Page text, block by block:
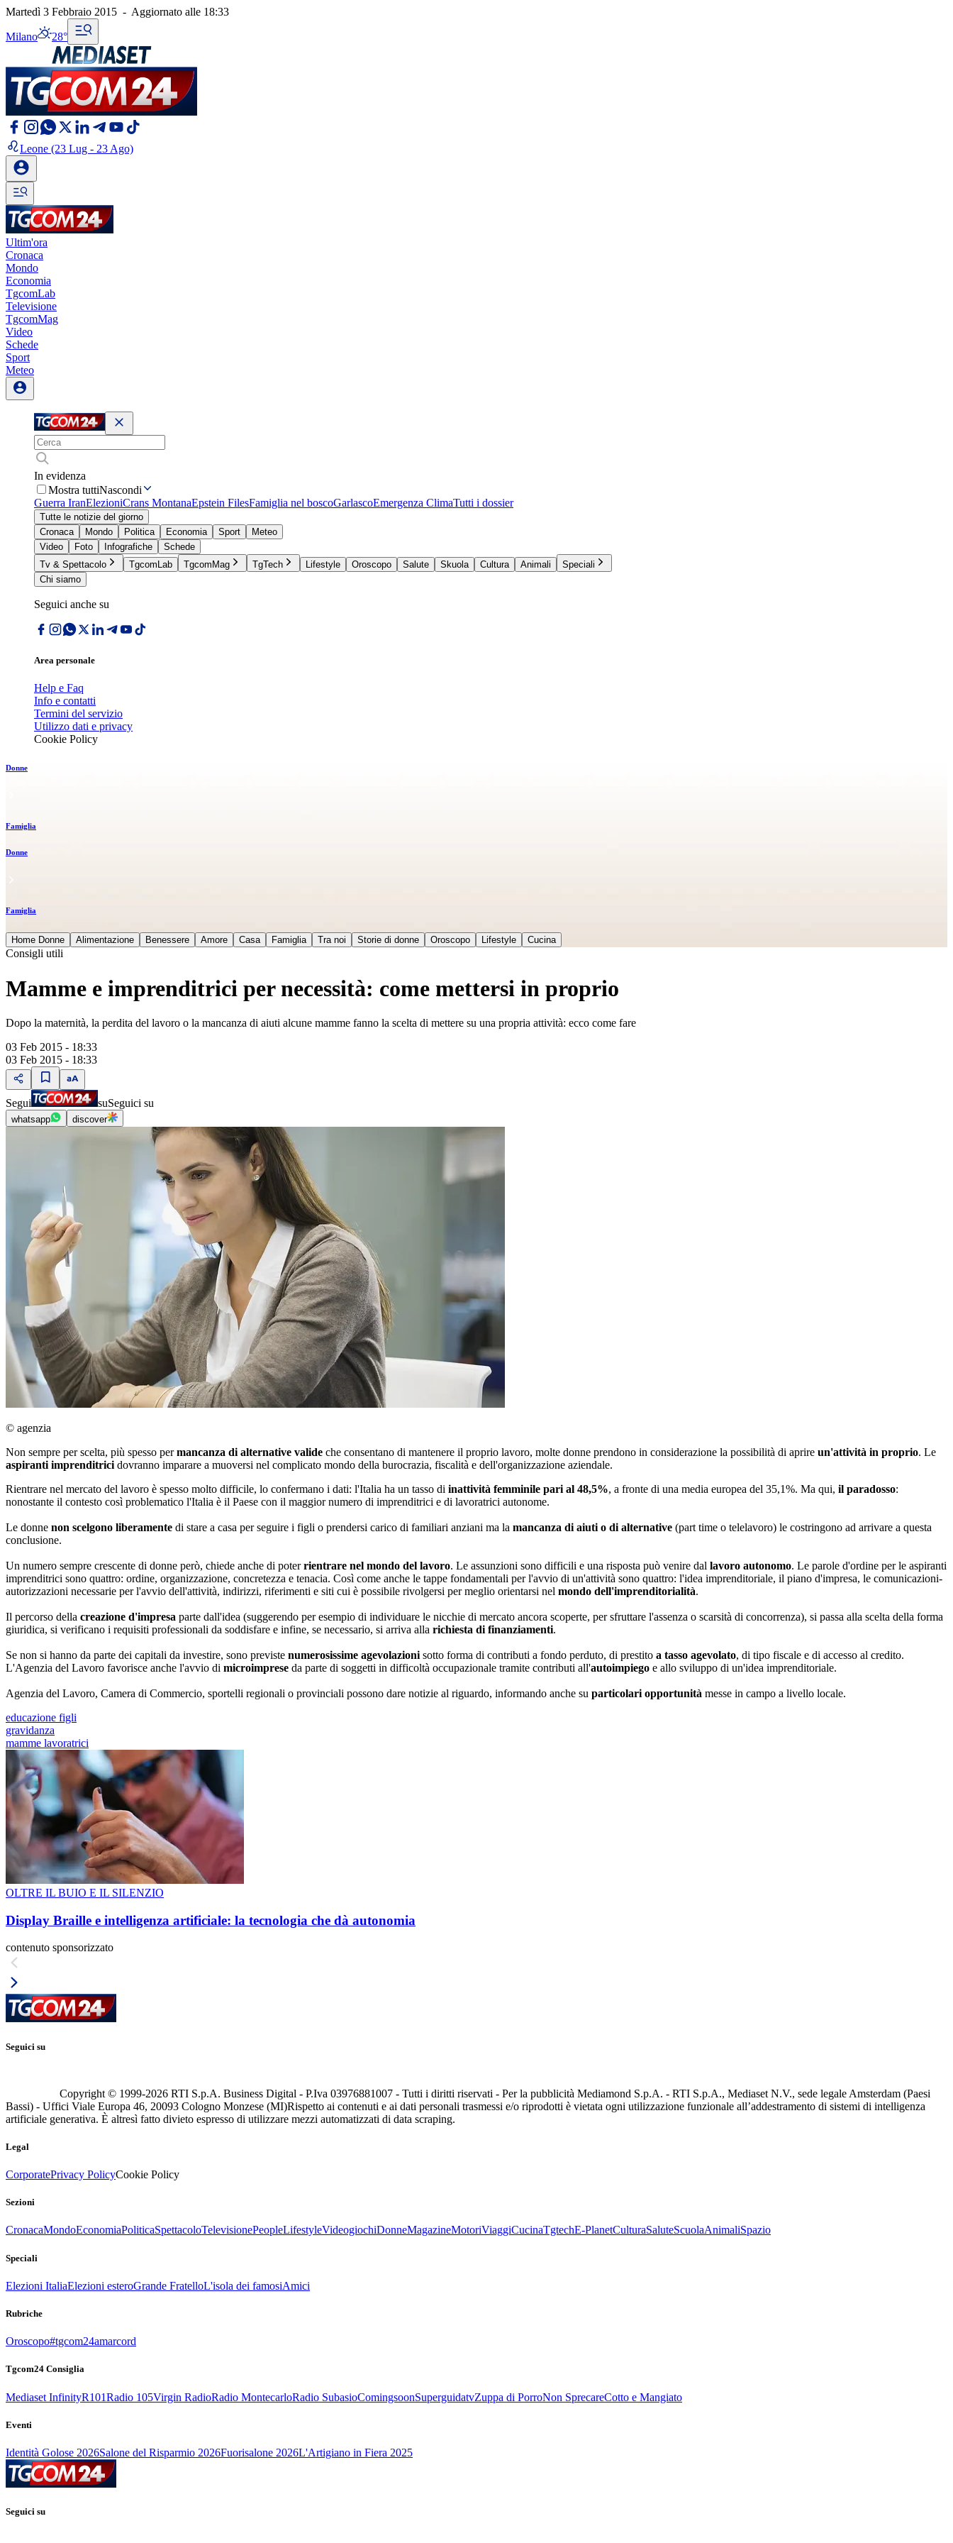
Martedì 3 Febbraio 2015 - Aggiornato alle 18:33
Milano 28°
Leone (23 Lug - 23 Ago)
Ultim'ora
Cronaca
Mondo
Economia
TgcomLab
Televisione
TgcomMag
Video
Schede
Sport
Meteo
In evidenza
Mostra tuttiNascondi
Guerra IranElezioniCrans MontanaEpstein FilesFamiglia nel boscoGarlascoEmergenza ClimaTutti i dossier
Tutte le notizie del giorno
Cronaca
Mondo Politica Economia Sport
Meteo
Video
Foto Infografiche
Schede
Tv & Spettacolo
TgcomLab TgcomMag TgTech Lifestyle Oroscopo Salute Skuola Cultura Animali
Speciali
Chi siamo
Seguici anche su
Area personale
Help e Faq
Info e contatti
Termini del servizio
Utilizzo dati e privacy
Cookie Policy
Donne
Famiglia
Donne
Famiglia
Home Donne Alimentazione Benessere Amore Casa Famiglia Tra noi Storie di donne Oroscopo Lifestyle Cucina
Consigli utili
Mamme e imprenditrici per necessità: come mettersi in proprio
Dopo la maternità, la perdita del lavoro o la mancanza di aiuti alcune mamme fanno la scelta di mettere su una propria attività: ecco come fare
03 Feb 2015 - 18:33
03 Feb 2015 - 18:33
Segui suSeguici su
whatsapp discover
© agenzia
Non sempre per scelta, più spesso permancanza di alternative valide che consentano di mantenere il proprio lavoro, molte donne prendono in considerazione la possibilità di aprire un'attività in proprio. Le
aspiranti imprenditrici dovranno imparare a muoversi nel complicato mondo della burocrazia, fiscalità e dell'organizzazione aziendale.
Rientrare nel mercato del lavoro è spesso molto difficile, lo confermano i dati: l'Italia ha un tasso di inattività femminile pari al 48,5%, a fronte di una media europea del 35,1%. Ma qui, il paradosso:
nonostante il contesto così problematico l'Italia è il Paese con il maggior numero di imprenditrici e di lavoratrici autonome.
Le donne non scelgono liberamente di stare a casa per seguire i figli o prendersi carico di familiari anziani ma la mancanza di aiuti o di alternative (part time o telelavoro) le costringono ad arrivare a questa
conclusione.
Un numero sempre crescente di donne però, chiede anche di poterrientrare nel mondo del lavoro. Le assunzioni sono difficili e una risposta può venire dal lavoro autonomo. Le parole d'ordine per le aspiranti
imprenditrici sono quattro: ordine, organizzazione, concretezza e tenacia. Così come anche le tappe fondamentali per l'avvio di un'attività sono quattro: l'idea imprenditoriale, il piano d'impresa, le comunicazioni-
autorizzazioni necessarie per l'avvio dell'attività, indirizzi, riferimenti e siti cui è possibile rivolgersi per meglio orientarsi nel mondo dell'imprenditorialità.
Il percorso della creazione d'impresa parte dall'idea (suggerendo per esempio di individuare le nicchie di mercato ancora scoperte, per sfruttare l'assenza o scarsità di concorrenza), si passa alla scelta della forma
giuridica, si verificano i requisiti professionali da soddisfare e infine, se necessario, si arriva alla richiesta di finanziamenti.
Se non si hanno da parte dei capitali da investire, sono previste numerosissime agevolazioni sotto forma di contributi a fondo perduto, di prestito a tasso agevolato, di tipo fiscale e di accesso al credito.
L'Agenzia del Lavoro favorisce anche l'avvio di microimprese da parte di soggetti in difficoltà occupazionale tramite contributi all'autoimpiego e allo sviluppo di un'idea imprenditoriale.
Agenzia del Lavoro, Camera di Commercio, sportelli regionali o provinciali possono dare notizie al riguardo, informando anche su particolari opportunità messe in campo a livello locale.
educazione figli
gravidanza
mamme lavoratrici
OLTRE IL BUIO E IL SILENZIO
Display Braille e intelligenza artificiale: la tecnologia che dà autonomia
contenuto sponsorizzato
Seguici su
Copyright © 1999-2026 RTI S.p.A. Business Digital - P.Iva 03976881007 - Tutti i diritti riservati - Per la pubblicità Mediamond S.p.A. - RTI S.p.A., Mediaset N.V., sede legale Amsterdam (Paesi
Bassi) - Uffici Viale Europa 46, 20093 Cologno Monzese (MI)Rispetto ai contenuti e ai dati personali trasmessi e/o riprodotti è vietata ogni utilizzazione funzionale all’addestramento di sistemi di intelligenza
artificiale generativa. È altresì fatto divieto espresso di utilizzare mezzi automatizzati di data scraping.
Legal
CorporatePrivacy PolicyCookie Policy
Sezioni
CronacaMondoEconomiaPoliticaSpettacoloTelevisionePeopleLifestyleVideogiochiDonneMagazineMotoriViaggiCucinaTgtechE-PlanetCulturaSaluteScuolaAnimaliSpazio
Speciali
Elezioni ItaliaElezioni esteroGrande FratelloL'isola dei famosiAmici
Rubriche
Oroscopo#tgcom24amarcord
Tgcom24 Consiglia
Mediaset InfinityR101Radio 105Virgin RadioRadio MontecarloRadio SubasioComingsoonSuperguidatvZuppa di PorroNon SprecareCotto e Mangiato
Eventi
Identità Golose 2026Salone del Risparmio 2026Fuorisalone 2026L'Artigiano in Fiera 2025
Seguici su